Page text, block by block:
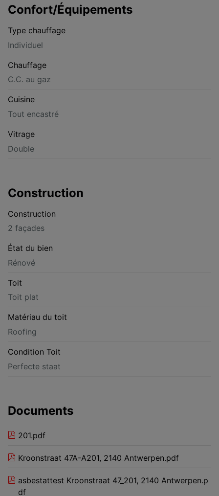
Confort/Équipements
Type chauffage
Individuel
Chauffage
C.C. au gaz
Cuisine
Tout encastré
Vitrage
Double
Construction
Construction
2 façades
État du bien
Rénové
Toit
Toit plat
Matériau du toit
Roofing
Condition Toit
Perfecte staat
Documents
201.pdf
Kroonstraat 47A-A201, 2140 Antwerpen.pdf
asbestattest Kroonstraat 47_201, 2140 Antwerpen.p
df